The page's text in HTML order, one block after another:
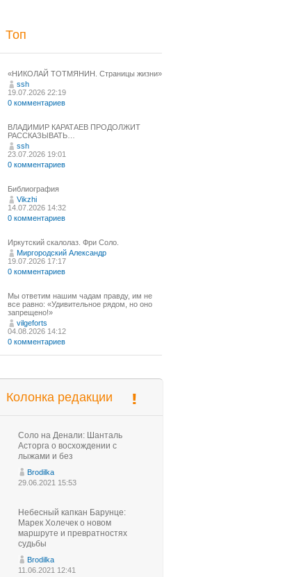
Топ
«НИКОЛАЙ ТОТМЯНИН. Страницы жизни»
ssh
19.07.2026 22:19
0 комментариев
ВЛАДИМИР КАРАТАЕВ ПРОДОЛЖИТ
РАССКАЗЫВАТЬ…
ssh
23.07.2026 19:01
0 комментариев
Библиография
Vikzhi
14.07.2026 14:32
0 комментариев
Иркутский скалолаз. Фри Соло.
Миргородский Александр
19.07.2026 17:17
0 комментариев
Мы ответим нашим чадам правду, им не
все равно: «Удивительное рядом, но оно
запрещено!»
vilgeforts
04.08.2026 14:12
0 комментариев
Колонка редакции
Соло на Денали: Шанталь
Асторга о восхождении с
лыжами и без
Brodilka
29.06.2021 15:53
Небесный капкан Барунце:
Марек Холечек о новом
маршруте и превратностях
судьбы
Brodilka
11.06.2021 12:41